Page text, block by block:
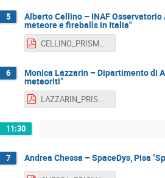
5 Alberto Cellino – INAF
meteore e fireballs in Italia"
CELLINO_PRISMA_Day2017.pdf
6 Monica Lazzarin – Dipartimento di
meteoriti”
LAZZARIN_PRISMA_Day2017.pdf
11:30
7 Andrea Chessa – SpaceDys, Pisa